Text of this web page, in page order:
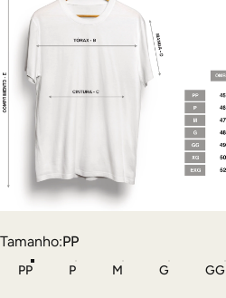
Tamanho
Tamanho:PP
PP P M G GG